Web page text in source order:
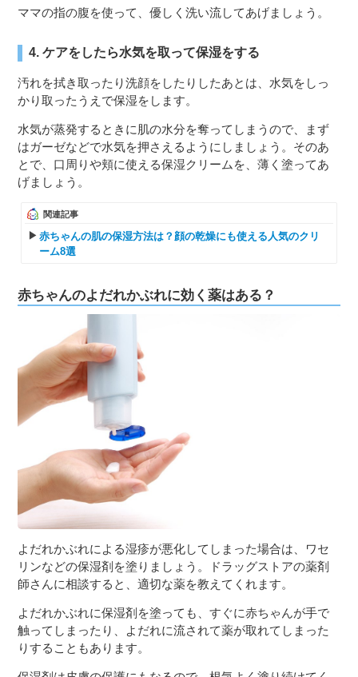
ママの指の腹を使って、優しく洗い流してあげましょう。
4. ケアをしたら水気を取って保湿をする
汚れを拭き取ったり洗顔をしたりしたあとは、水気をしっ
かり取ったうえで保湿をします。
水気が蒸発するときに肌の水分を奪ってしまうので、まず
はガーゼなどで水気を押さえるようにしましょう。そのあ
とで、口周りや頬に使える保湿クリームを、薄く塗ってあ
げましょう。
関連記事
赤ちゃんの肌の保湿方法は？顔の乾燥にも使える人気のクリ
ーム8選
赤ちゃんのよだれかぶれに効く薬はある？
よだれかぶれによる湿疹が悪化してしまった場合は、ワセ
リンなどの保湿剤を塗りましょう。ドラッグストアの薬剤
師さんに相談すると、適切な薬を教えてくれます。
よだれかぶれに保湿剤を塗っても、すぐに赤ちゃんが手で
触ってしまったり、よだれに流されて薬が取れてしまった
りすることもあります。